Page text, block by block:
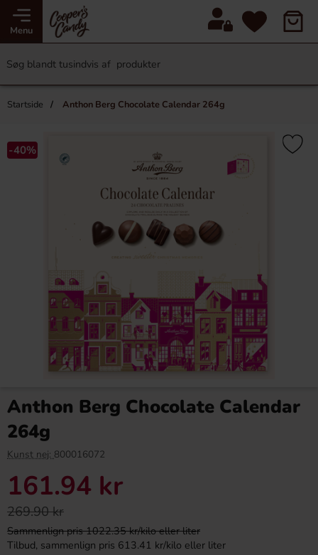
Menu
Startside Anthon Berg Chocolate Calendar 264g
-40%
Anthon Berg Chocolate Calendar
264g
Kunst nej: 800016072
161.94 kr
269.90 kr
Sammenlign pris 1022.35 kr/kilo eller liter
Tilbud, sammenlign pris 613.41 kr/kilo eller liter